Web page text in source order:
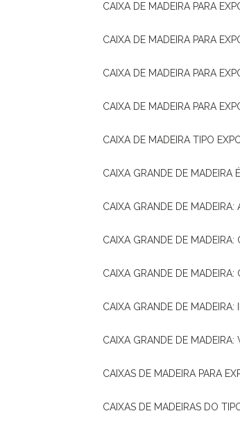
CAIXA DE MADEIRA PARA
CAIXA DE MADEIRA PARA
CAIXA DE MADEIRA PARA
CAIXA DE MADEIRA PARA
CAIXA DE MADEIRA TIPO
CAIXA GRANDE DE
CAIXA GRANDE DE
CAIXA GRANDE DE
CAIXA GRANDE DE
CAIXA GRANDE DE
CAIXA GRANDE DE MADEIRA:
CAIXAS DE MADEIRA PARA
CAIXAS DE MADEIRAS DO